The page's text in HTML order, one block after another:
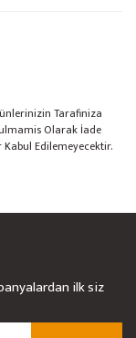
Tarafiniza
Olarak İade
Edilemeyecektir.
tarafımıza
ilk siz